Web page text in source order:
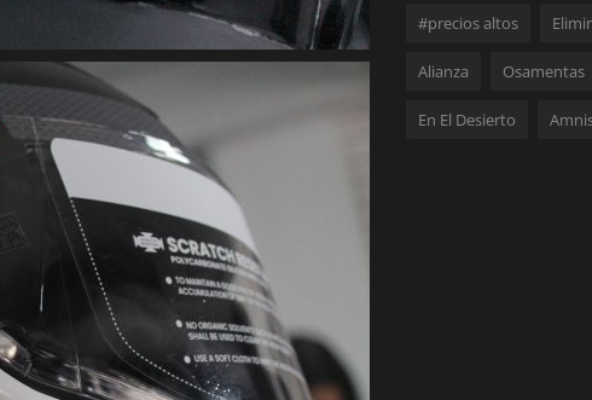
#precios altos
Alianza Osamentas
En El Desierto